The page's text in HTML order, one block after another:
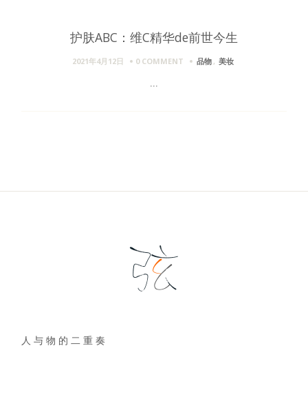
护肤ABC：维C精华de前世今生
2021年4月12日 0 COMMENT 品物 , 美妆
...
人 与 物 的 二 重 奏